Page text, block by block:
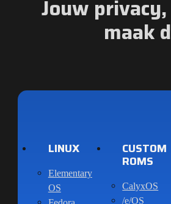
Jouw
maak
LINUX
Elementary
OS
CUSTOM
ROMS
CalyxOS
/e/OS